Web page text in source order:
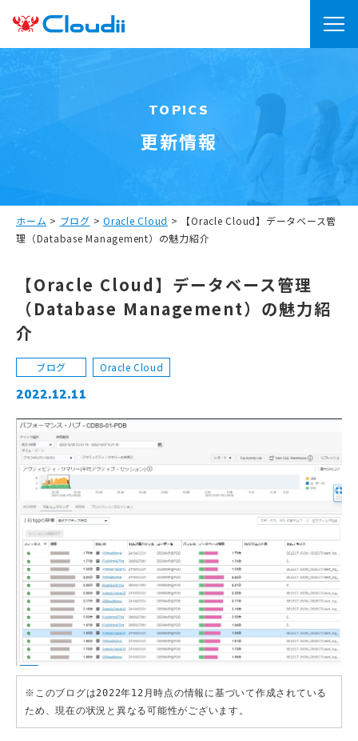
TOPICS
更新情報
ホーム > ブログ > Oracle Cloud >
【Oracle Cloud】データベース管
理（Database Management）の魅力紹介
【Oracle Cloud】データベース管理
（Database Management）の魅力紹
介
ブログ Oracle Cloud
2022.12.11
※このブログは2022年12月時点の情報に基づいて作成されている
ため、現在の状況と異なる可能性がございます。